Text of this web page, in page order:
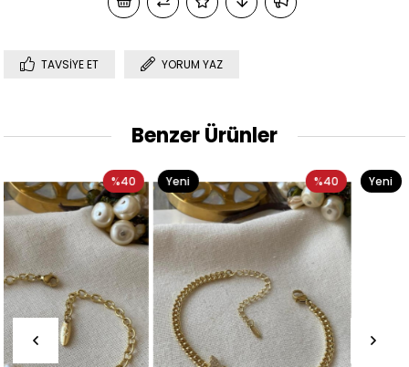
TAVSIYE ET YORUM YAZ
Benzer Ürünler
%40
Yeni
Ürün
%40
Yeni
Ürün